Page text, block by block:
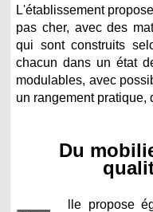
L'établissement
pas cher, avec des
qui sont construits
chacun dans un état
modulables, avec
un rangement pratique,
Du
lle propose